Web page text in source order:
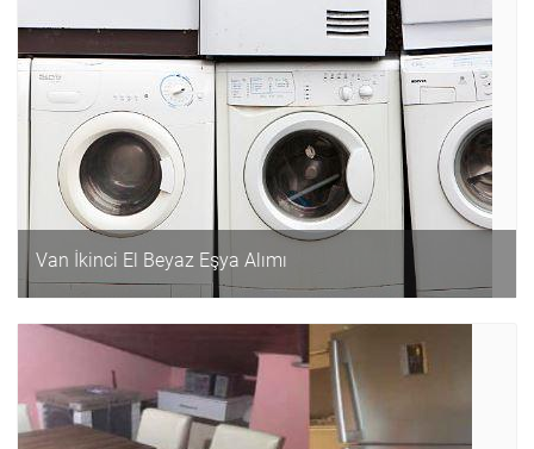
Van İkinci El Beyaz Eşya Alımı